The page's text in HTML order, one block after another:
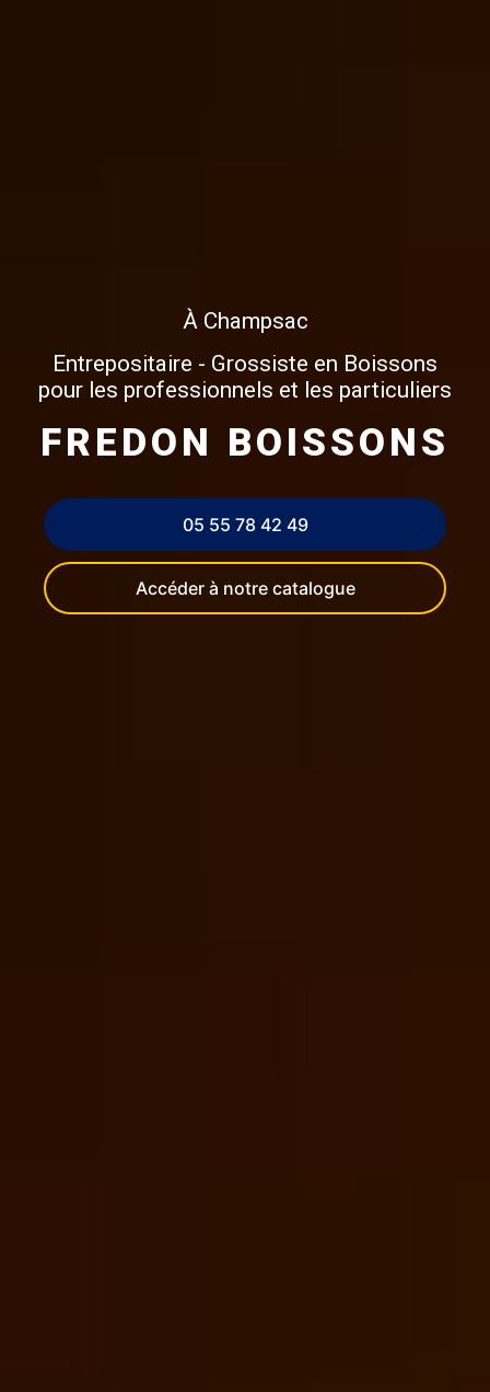
À Champsac
Entrepositaire - Grossiste en Boissons
pour les professionnels et les particuliers
FREDON BOISSONS
05 55 78 42 49
Accéder à notre catalogue